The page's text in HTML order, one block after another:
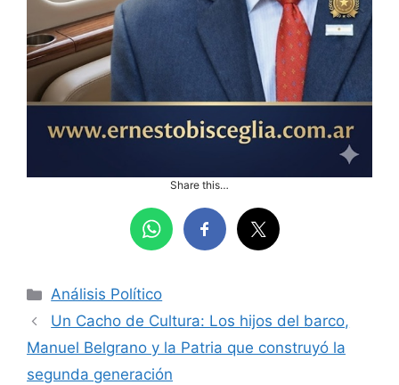
Share this…
Categorías
Análisis Político
Un Cacho de Cultura: Los hijos del barco,
Manuel Belgrano y la Patria que construyó la
segunda generación